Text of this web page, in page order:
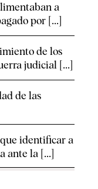
a
por [...]
de los
judicial [...]
de las
identificar a
ante la [...]